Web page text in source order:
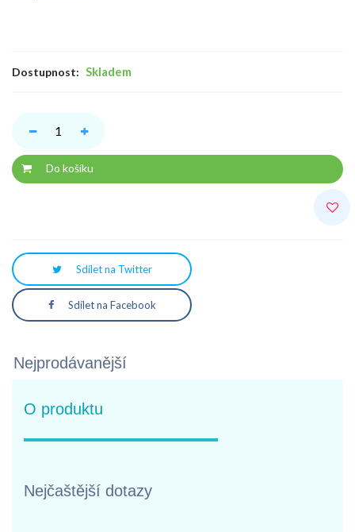
Dostupnost: Skladem
Do košíku
Sdílet na Twitter
Sdílet na Facebook
Nejprodávanější
O produktu
Nejčaštější dotazy